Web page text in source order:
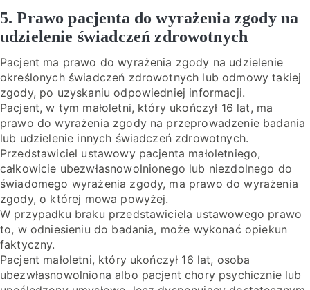
5. Prawo pacjenta do wyrażenia zgody na
udzielenie świadczeń zdrowotnych
Pacjent ma prawo do wyrażenia zgody na udzielenie
określonych świadczeń zdrowotnych lub odmowy takiej
zgody, po uzyskaniu odpowiedniej informacji.
Pacjent, w tym małoletni, który ukończył 16 lat, ma
prawo do wyrażenia zgody na przeprowadzenie badania
lub udzielenie innych świadczeń zdrowotnych.
Przedstawiciel ustawowy pacjenta małoletniego,
całkowicie ubezwłasnowolnionego lub niezdolnego do
świadomego wyrażenia zgody, ma prawo do wyrażenia
zgody, o której mowa powyżej.
W przypadku braku przedstawiciela ustawowego prawo
to, w odniesieniu do badania, może wykonać opiekun
faktyczny.
Pacjent małoletni, który ukończył 16 lat, osoba
ubezwłasnowolniona albo pacjent chory psychicznie lub